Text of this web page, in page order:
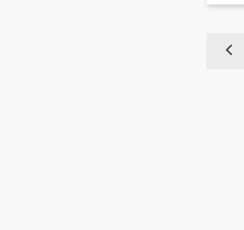
chevron_left